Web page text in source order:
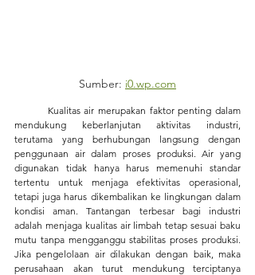
Sumber: i0.wp.com
mendukung keberlanjutan aktivitas industri,
terutama yang berhubungan langsung dengan
penggunaan air dalam proses produksi. Air yang
digunakan tidak hanya harus memenuhi standar
tertentu untuk menjaga efektivitas operasional,
tetapi juga harus dikembalikan ke lingkungan dalam
kondisi aman. Tantangan terbesar bagi industri
adalah menjaga kualitas air limbah tetap sesuai baku
mutu tanpa mengganggu stabilitas proses produksi.
Jika pengelolaan air dilakukan dengan baik, maka
perusahaan akan turut mendukung terciptanya